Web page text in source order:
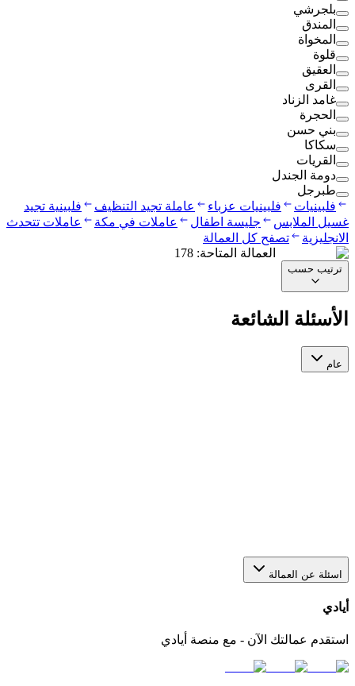
بلجرشي
المندق
المخواة
قلوة
العقيق
القرى
غامد الزناد
الحجرة
بني حسن
سكاكا
القريات
دومة الجندل
طبرجل
فلبينيات
فلبينيات عزباء عاملة تجيد التنظيف
فلبينية تجيد
غسيل الملابس
جليسة اطفال عاملات في مكة
عاملات تتحدث
الانجليزية
تصفح كل العمالة
العمالة المتاحة:
178
ترتيب حسب
الأسئلة الشائعة
عام
اسئلة عن العمالة
أيادي
استقدم عمالتك الآن - مع منصة أيادي